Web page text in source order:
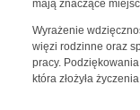
mają znaczące
Wyrażenie
więzi rodzinne oraz
pracy.
która złożyła